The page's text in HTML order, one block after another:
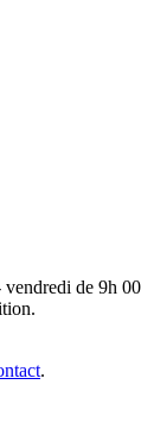
de 9h
.